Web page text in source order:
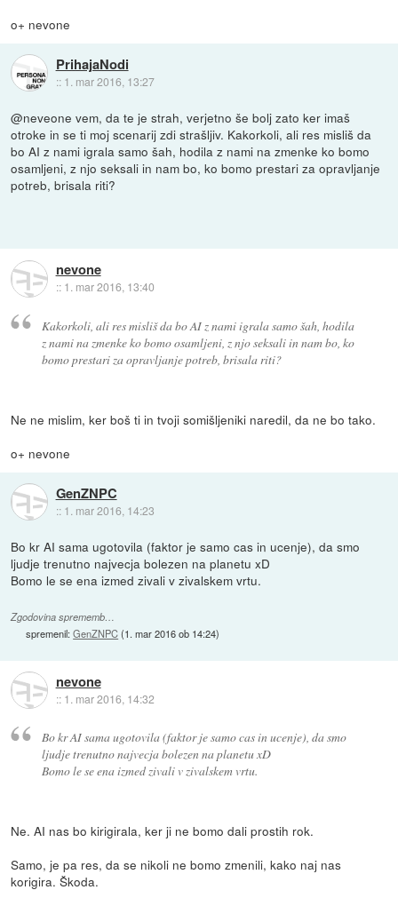
o+ nevone
PrihajaNodi
:: 1. mar 2016, 13:27
@neveone vem, da te je strah, verjetno še bolj zato ker imaš
otroke in se ti moj scenarij zdi strašljiv. Kakorkoli, ali res misliš da
bo AI z nami igrala samo šah, hodila z nami na zmenke ko bomo
osamljeni, z njo seksali in nam bo, ko bomo prestari za opravljanje
potreb, brisala riti?
nevone
:: 1. mar 2016, 13:40
Kakorkoli, ali res misliš da bo AI z nami igrala samo šah, hodila
z nami na zmenke ko bomo osamljeni, z njo seksali in nam bo, ko
bomo prestari za opravljanje potreb, brisala riti?
Ne ne mislim, ker boš ti in tvoji somišljeniki naredil, da ne bo tako.
o+ nevone
GenZNPC
:: 1. mar 2016, 14:23
Bo kr AI sama ugotovila (faktor je samo cas in ucenje), da smo
ljudje trenutno najvecja bolezen na planetu xD
Bomo le se ena izmed zivali v zivalskem vrtu.
Zgodovina sprememb…
spremenil:GenZNPC(1. mar 2016 ob 14:24)
nevone
:: 1. mar 2016, 14:32
Bo kr AI sama ugotovila (faktor je samo cas in ucenje), da smo
ljudje trenutno najvecja bolezen na planetu xD
Bomo le se ena izmed zivali v zivalskem vrtu.
Ne. AI nas bo kirigirala, ker ji ne bomo dali prostih rok.
Samo, je pa res, da se nikoli ne bomo zmenili, kako naj nas
korigira. Škoda.